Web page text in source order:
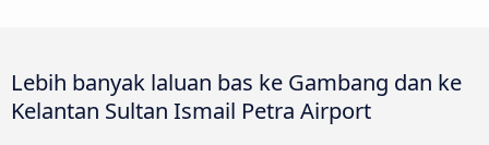
Lebih banyak laluan bas ke Gambang dan ke
Kelantan Sultan Ismail Petra Airport